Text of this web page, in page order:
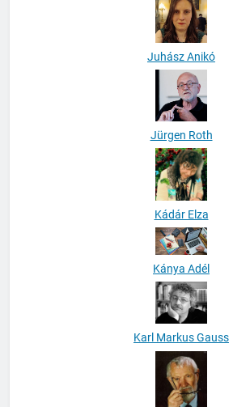
Juhász Anikó
Jürgen Roth
Kádár Elza
Kánya Adél
Karl Markus Gauss